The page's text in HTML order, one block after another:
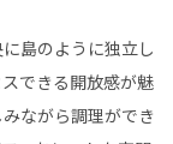
島のように独立し
できる開放感が魅
ながら調理ができ